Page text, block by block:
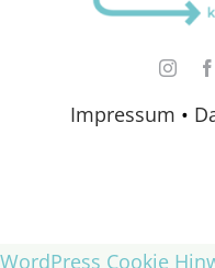
Impressum •
WordPress Cookie